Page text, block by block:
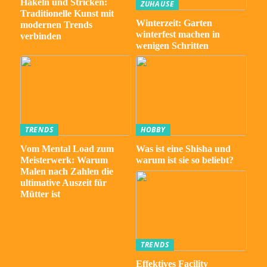
Traditionelle Kunst mit
modernen Trends
verbinden
ZUHAUSE
Winterzeit: Garten
winterfest machen in
wenigen Schritten
TRENDS
Vom Mental Load zum
Meisterwerk: Warum
Malen nach Zahlen die
ultimative Auszeit für
Mütter ist
HOBBY
Was ist eine Shisha und
warum ist sie so beliebt?
TRENDS
Effektives Facility